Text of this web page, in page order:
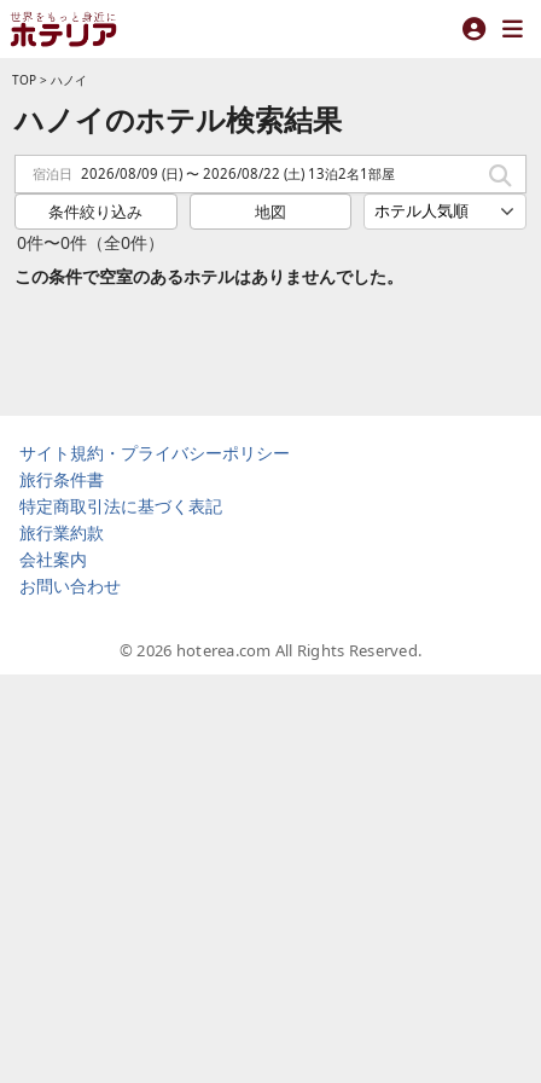
TOP > ハノイ
ハノイのホテル検索結果
0件〜0件（全0件）
宿泊日 2026/08/09 (日) 〜 2026/08/22 (土) 13泊2名1部屋
条件絞り込み 地図
この条件で空室のあるホテルはありませんでした。
サイト規約・プライバシーポリシー
旅行条件書
特定商取引法に基づく表記
旅行業約款
会社案内
お問い合わせ
© 2026 hoterea.com All Rights Reserved.